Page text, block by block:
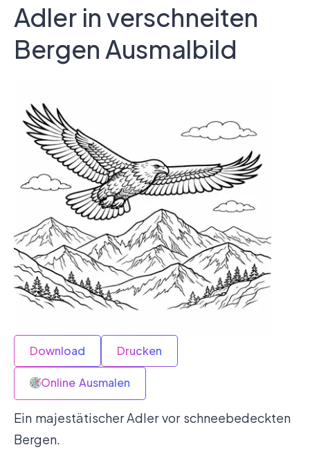
Adler in verschneiten
Bergen Ausmalbild
Download Drucken
Online Ausmalen
Ein majestätischer Adler vor schneebedeckten
Bergen.